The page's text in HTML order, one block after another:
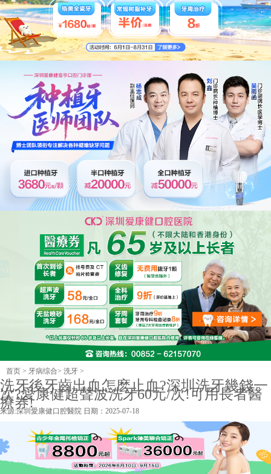
首页 > 牙病综合> 洗牙 >
洗牙後牙齒出血怎麽止血?深圳洗牙幾錢一
次?愛康健超聲波洗牙60元/次!可用長者醫
療券!
来源:深圳愛康健口腔醫院 日期：2025-07-18